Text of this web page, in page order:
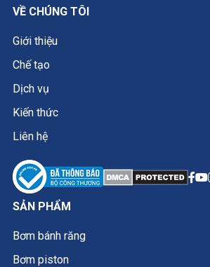
VỀ CHÚNG TÔI
Giới thiệu
Chế tạo
Dịch vụ
Kiến thức
Liên hệ
SẢN PHẨM
Bơm bánh răng
Bơm piston